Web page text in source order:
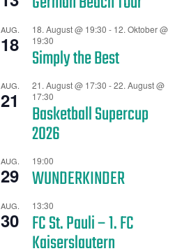
AUG.
18
18. August @ 19:30 - 12. Oktober @
19:30
Simply the Best
AUG.
21
21. August @ 17:30 -22. August @
17:30
Basketball Supercup
2026
AUG.
29
19:00
WUNDERKINDER
AUG.
30
13:30
FC St. Pauli – 1. FC
Kaiserslautern